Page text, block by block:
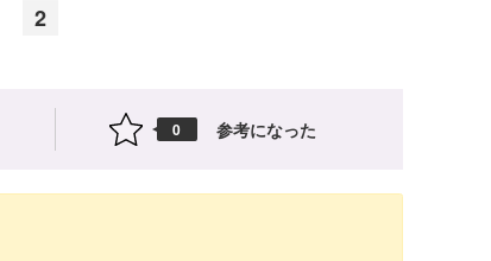
2
0 参考になった